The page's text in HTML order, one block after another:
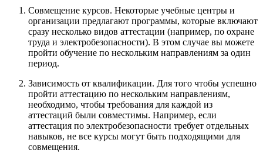
Совмещение курсов. Некоторые учебные центры и
организации предлагают программы, которые включают
сразу несколько видов аттестации (например, по охране
труда и электробезопасности). В этом случае вы можете
пройти обучение по нескольким направлениям за один
период.
Зависимость от квалификации. Для того чтобы успешно
пройти аттестацию по нескольким направлениям,
необходимо, чтобы требования для каждой из
аттестаций были совместимы. Например, если
аттестация по электробезопасности требует отдельных
навыков, не все курсы могут быть подходящими для
совмещения.